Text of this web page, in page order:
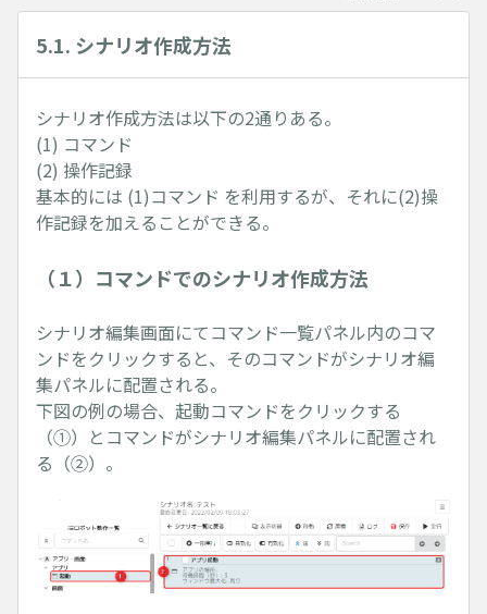
5.1. シナリオ作成方法
シナリオ作成方法は以下の2通りある。
(1) コマンド
(2) 操作記録
基本的には (1)コマンド を利用するが、それに(2)操
作記録を加えることができる。
（１）コマンドでのシナリオ作成方法
シナリオ編集画面にてコマンド一覧パネル内のコマ
ンドをクリックすると、そのコマンドがシナリオ編
集パネルに配置される。
下図の例の場合、起動コマンドをクリックする
（①）とコマンドがシナリオ編集パネルに配置され
る（②）。